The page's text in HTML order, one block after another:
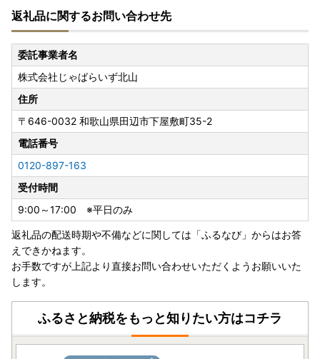
予めご了承いただきますようお願い申し上げます。
返礼品に関するお問い合わせ先
委託事業者名
株式会社じゃばらいず北山
住所
〒646-0032 和歌山県田辺市下屋敷町35-2
電話番号
0120-897-163
受付時間
9:00～17:00 ※平日のみ
返礼品の配送時期や不備などに関しては「ふるなび」からはお答
えできかねます。
お手数ですが上記より直接お問い合わせいただくようお願いいた
します。
ふるさと納税をもっと知りたい方はコチラ